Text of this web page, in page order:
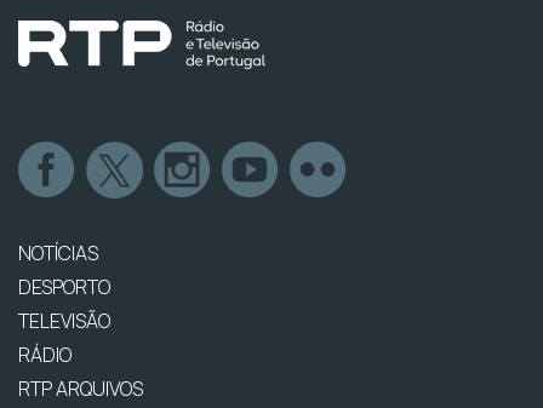
NOTÍCIAS
DESPORTO
TELEVISÃO
RÁDIO
RTP ARQUIVOS